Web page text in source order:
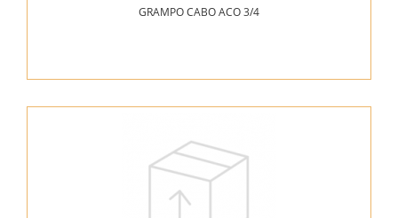
GRAMPO CABO ACO 3/4